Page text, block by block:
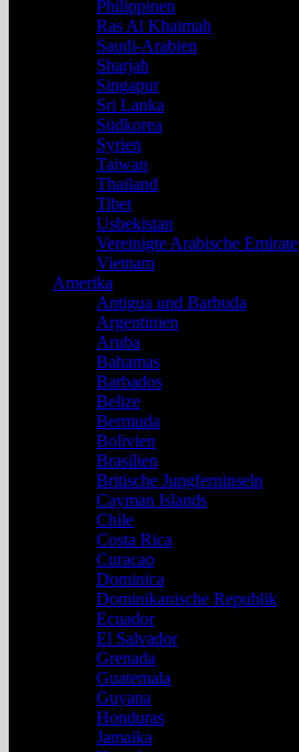
Philippinen
Ras Al Khaimah
Saudi-Arabien
Sharjah
Singapur
Sri Lanka
Südkorea
Syrien
Taiwan
Thailand
Tibet
Usbekistan
Vereinigte Arabische Emirate
Vietnam
Amerika
Antigua und Barbuda
Argentinien
Aruba
Bahamas
Barbados
Belize
Bermuda
Bolivien
Brasilien
Britische Jungferninseln
Cayman Islands
Chile
Costa Rica
Curacao
Dominica
Dominikanische Republik
Ecuador
El Salvador
Grenada
Guatemala
Guyana
Honduras
Jamaika